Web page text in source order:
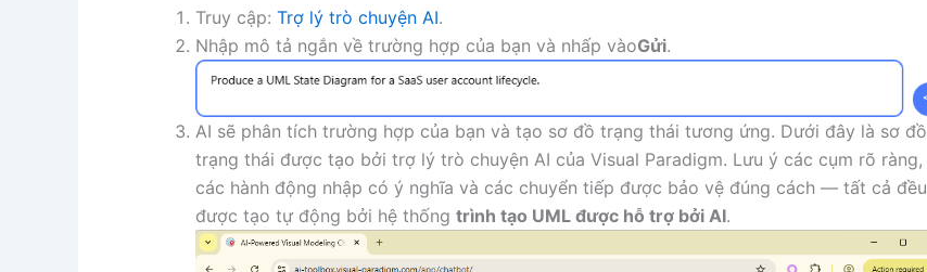
Truy cập: Trợ lý trò chuyện AI.
Nhập mô tả ngắn về trường hợp của bạn và nhấp vàoGửi.
AI sẽ phân tích trường hợp của bạn và tạo sơ đồ trạng thái tương ứng. Dưới đây là sơ đồ
trạng thái được tạo bởi trợ lý trò chuyện AI của Visual Paradigm. Lưu ý các cụm rõ ràng,
các hành động nhập có ý nghĩa và các chuyển tiếp được bảo vệ đúng cách — tất cả đều
được tạo tự động bởi hệ thống trình tạo UML được hỗ trợ bởi AI.